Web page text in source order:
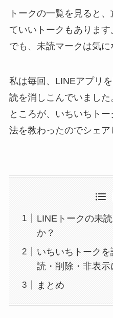
トークの一覧を見ると
ていいトークもあります
でも、未読マークは気に
私は毎回、LINEアプリ
読を消しこんでいました
ところが、いちいちト
法を教わったのでシェア
LINEトークの未
か？
いちいちトーク
読・削除・非表示
まとめ